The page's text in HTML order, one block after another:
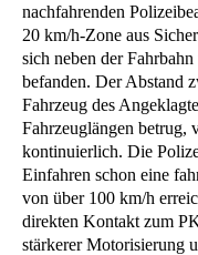
nachfahrenden
20 km/h-Zone aus
sich neben der
befanden. Der Abstand
Fahrzeug des
Fahrzeuglängen betrug,
kontinuierlich. Die
Einfahren schon eine
von über 100 km/h
direkten Kontakt zum
stärkerer Motorisierung